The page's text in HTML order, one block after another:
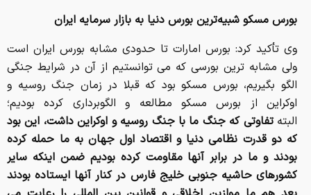
بورس مسکو شبیه‌ترین بورس دنیا به بازار سرمایه ایران
وی تأکید کرد: بورس امارات تا حدودی مشابه بورس ایران است
ولی مشابه ترین بورسی که می توانستیم از آن در شرایط جنگی
الگو بگیریم، بورس مسکو بود که قبلا در زمان جنگ روسیه و
اوکراین از بورس مسکو مطالعه و الگوبرداری کرده بودیم؛
البته تفاوتی که جنگ ما با جنگ روسیه و اوکراین داشت، این بود
که دو قدرت نظامی دنیا و اقتصاد اول جهان به ما حمله کرده
بودند و ما در برابر آنها مقاومت کرده بودیم ضمن اینکه سایر
کشورهای حاشیه جنوبی خلیج فارس در کنار آنها ایستاده بودند